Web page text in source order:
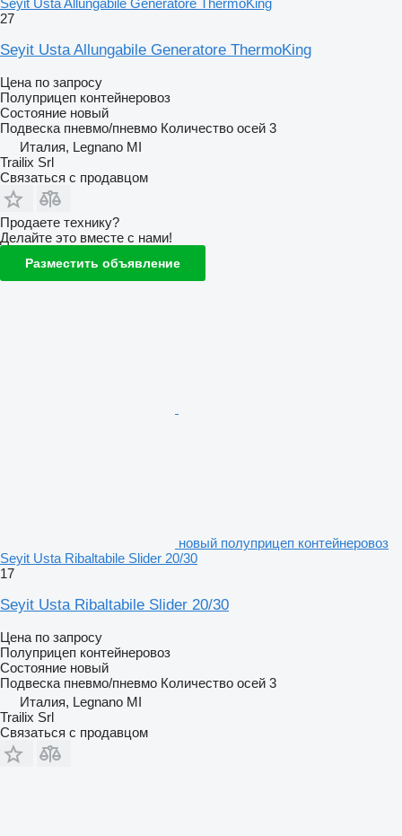
Seyit Usta Allungabile Generatore ThermoKing
27
Seyit Usta Allungabile Generatore ThermoKing
Цена по запросу
Полуприцеп контейнеровоз
Состояние новый
Подвеска пневмо/пневмо Количество осей 3
Италия, Legnano MI
Trailix Srl
Связаться с продавцом
Продаете технику?
Делайте это вместе с нами!
Разместить объявление
новый полуприцеп контейнеровоз
Seyit Usta Ribaltabile Slider 20/30
17
Seyit Usta Ribaltabile Slider 20/30
Цена по запросу
Полуприцеп контейнеровоз
Состояние новый
Подвеска пневмо/пневмо Количество осей 3
Италия, Legnano MI
Trailix Srl
Связаться с продавцом